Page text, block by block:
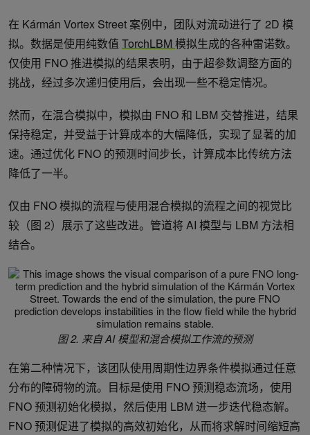
在 Kármán Vortex Street 案例中，团队对流动进行了 2D 模
拟。数据是使用纯数值 TorchLBM 模拟生成的各种雷诺数。
仅使用 FNO 推进模拟的结果表明，由于超参数调整方面的
挑战，经过多次递归使用后，会出现一些不稳定情况。
然而，在混合模拟中，模拟由 FNO 和 LBM 交替推进，结果
保持稳定，并受益于计算成本的大幅降低，实现了显著的加
速。通过优化 FNO 的预测时间步长，计算成本比传统方法
降低了一半。
仅由 FNO 模拟的流程与使用混合模拟的流程之间的视觉比
较（图 2）展示了这些改进。管道将 AI 模型与 LBM 方法相
结合。
图 2. 来自 AI 模型和混合模拟工作流的预测
在第二种情况下，该团队使用周期性边界条件模拟通过任意
分布的障碍物的流。目标是使用 FNO 预测稳态流场，使用
FNO 预测初始化模拟，然后使用 LBM 进一步迭代稳态解。
FNO 预测促进了模拟的高效初始化，从而将求解时间缩短高